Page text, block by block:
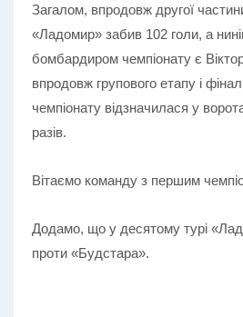
Загалом, впродовж другої
«Ладомир» забив 102 голи, а
бомбардиром чемпіонату є
впродовж групового етапу і
чемпіонату відзначилася у
разів.
Вітаємо команду з першим
Додамо, що у десятому турі
проти «Будстара».